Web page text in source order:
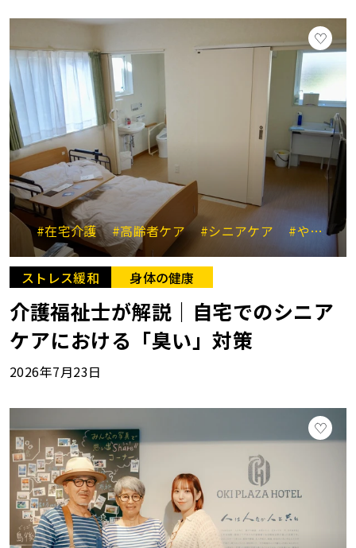
#在宅介護 #高齢者ケア #シニアケア #やさしい介助
ストレス緩和 身体の健康
介護福祉士が解説｜自宅でのシニア
ケアにおける「臭い」対策
2026年7月23日